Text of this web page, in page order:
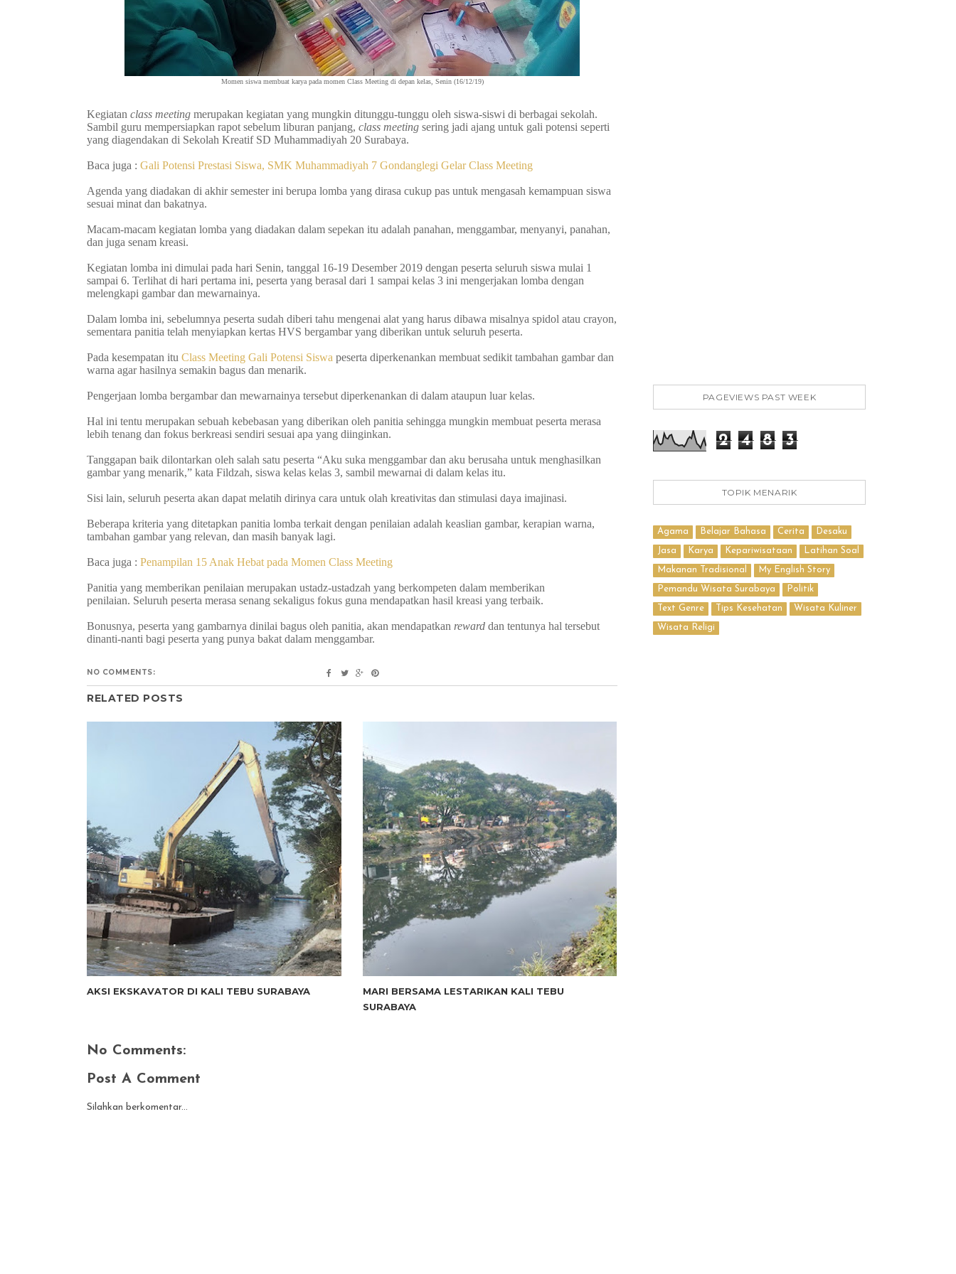
Momen siswa membuat karya pada momen Class Meeting di depan kelas, Senin (16/12/19)
Kegiatan class meeting merupakan kegiatan yang mungkin ditunggu-tunggu oleh siswa-siswi di berbagai sekolah.
Sambil guru mempersiapkan rapot sebelum liburan panjang, class meeting sering jadi ajang untuk gali potensi seperti
yang diagendakan di Sekolah Kreatif SD Muhammadiyah 20 Surabaya.
Baca juga : Gali Potensi Prestasi Siswa, SMK Muhammadiyah 7 Gondanglegi Gelar Class Meeting
Agenda yang diadakan di akhir semester ini berupa lomba yang dirasa cukup pas untuk mengasah kemampuan siswa
sesuai minat dan bakatnya.
Macam-macam kegiatan lomba yang diadakan dalam sepekan itu adalah panahan, menggambar, menyanyi, panahan,
dan juga senam kreasi.
Kegiatan lomba ini dimulai pada hari Senin, tanggal 16-19 Desember 2019 dengan peserta seluruh siswa mulai 1
sampai 6. Terlihat di hari pertama ini, peserta yang berasal dari 1 sampai kelas 3 ini mengerjakan lomba dengan
melengkapi gambar dan mewarnainya.
Dalam lomba ini, sebelumnya peserta sudah diberi tahu mengenai alat yang harus dibawa misalnya spidol atau crayon,
sementara panitia telah menyiapkan kertas HVS bergambar yang diberikan untuk seluruh peserta.
Pada kesempatan itu Class Meeting Gali Potensi Siswa peserta diperkenankan membuat sedikit tambahan gambar dan
warna agar hasilnya semakin bagus dan menarik.
Pengerjaan lomba bergambar dan mewarnainya tersebut diperkenankan di dalam ataupun luar kelas.
Hal ini tentu merupakan sebuah kebebasan yang diberikan oleh panitia sehingga mungkin membuat peserta merasa
lebih tenang dan fokus berkreasi sendiri sesuai apa yang diinginkan.
Tanggapan baik dilontarkan oleh salah satu peserta “Aku suka menggambar dan aku berusaha untuk menghasilkan
gambar yang menarik,” kata Fildzah, siswa kelas kelas 3, sambil mewarnai di dalam kelas itu.
Sisi lain, seluruh peserta akan dapat melatih dirinya cara untuk olah kreativitas dan stimulasi daya imajinasi.
Beberapa kriteria yang ditetapkan panitia lomba terkait dengan penilaian adalah keaslian gambar, kerapian warna,
tambahan gambar yang relevan, dan masih banyak lagi.
Baca juga : Penampilan 15 Anak Hebat pada Momen Class Meeting
Panitia yang memberikan penilaian merupakan ustadz-ustadzah yang berkompeten dalam memberikan
penilaian. Seluruh peserta merasa senang sekaligus fokus guna mendapatkan hasil kreasi yang terbaik.
Bonusnya, peserta yang gambarnya dinilai bagus oleh panitia, akan mendapatkan reward dan tentunya hal tersebut
dinanti-nanti bagi peserta yang punya bakat dalam menggambar.
NO COMMENTS:
RELATED POSTS
AKSI EKSKAVATOR DI KALI TEBU SURABAYA
MARI BERSAMA LESTARIKAN KALI TEBU
SURABAYA
No Comments:
Post A Comment
Silahkan berkomentar...
PAGEVIEWS PAST WEEK
2 4 8 3
TOPIK MENARIK
Agama Belajar Bahasa Cerita Desaku
Jasa Karya Kepariwisataan Latihan Soal
Makanan Tradisional My English Story
Pemandu Wisata Surabaya Politik
Text Genre Tips Kesehatan Wisata Kuliner
Wisata Religi